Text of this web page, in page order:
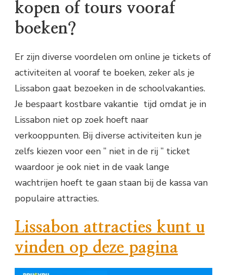
kopen of tours vooraf
boeken?
Er zijn diverse voordelen om online je tickets of
activiteiten al vooraf te boeken, zeker als je
Lissabon gaat bezoeken in de schoolvakanties.
Je bespaart kostbare vakantie tijd omdat je in
Lissabon niet op zoek hoeft naar
verkooppunten. Bij diverse activiteiten kun je
zelfs kiezen voor een ” niet in de rij ” ticket
waardoor je ook niet in de vaak lange
wachtrijen hoeft te gaan staan bij de kassa van
populaire attracties.
Lissabon attracties kunt u
vinden op deze pagina